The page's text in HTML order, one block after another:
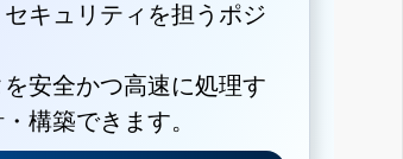
キュリティを担うポジ
安全かつ高速に処理す
構築できます。